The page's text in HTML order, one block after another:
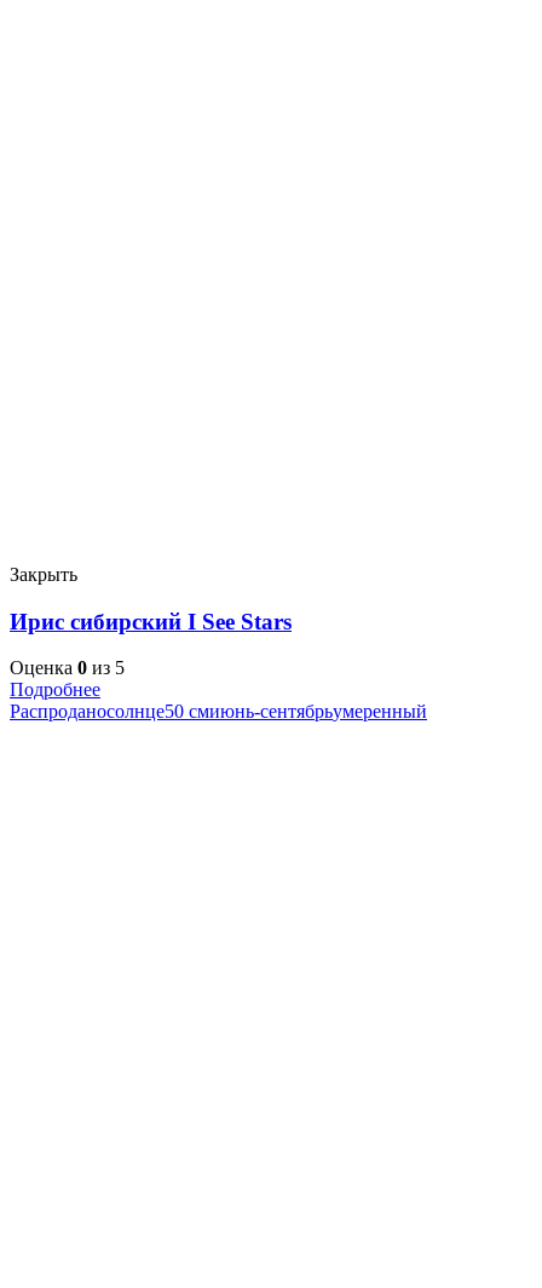
Закрыть
Ирис сибирский I See Stars
Оценка 0 из 5
Подробнее
Распроданосолнце50 смиюнь-сентябрьумеренный